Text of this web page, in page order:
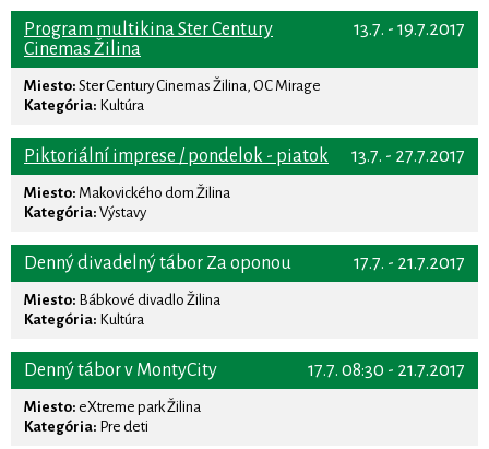
13.7. - 19.7.2017
Program multikina Ster Century
Cinemas Žilina
Miesto: Ster Century Cinemas Žilina, OC Mirage
Kategória: Kultúra
13.7. - 27.7.2017
Piktoriální imprese / pondelok - piatok
Miesto: Makovického dom Žilina
Kategória: Výstavy
17.7. - 21.7.2017
Denný divadelný tábor Za oponou
Miesto: Bábkové divadlo Žilina
Kategória: Kultúra
17.7. 08:30 - 21.7.2017
Denný tábor v MontyCity
Miesto: eXtreme park Žilina
Kategória: Pre deti